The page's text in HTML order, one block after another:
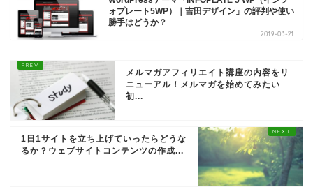
ォプレート5WP）｜吉田デザイン」の評判や使い
勝手はどうか？
2019-03-21
メルマガアフィリエイト講座の内容をリ
ニューアル！メルマガを始めてみたい
初...
1日1サイトを立ち上げていったらどうな
るか？ウェブサイトコンテンツの作成...